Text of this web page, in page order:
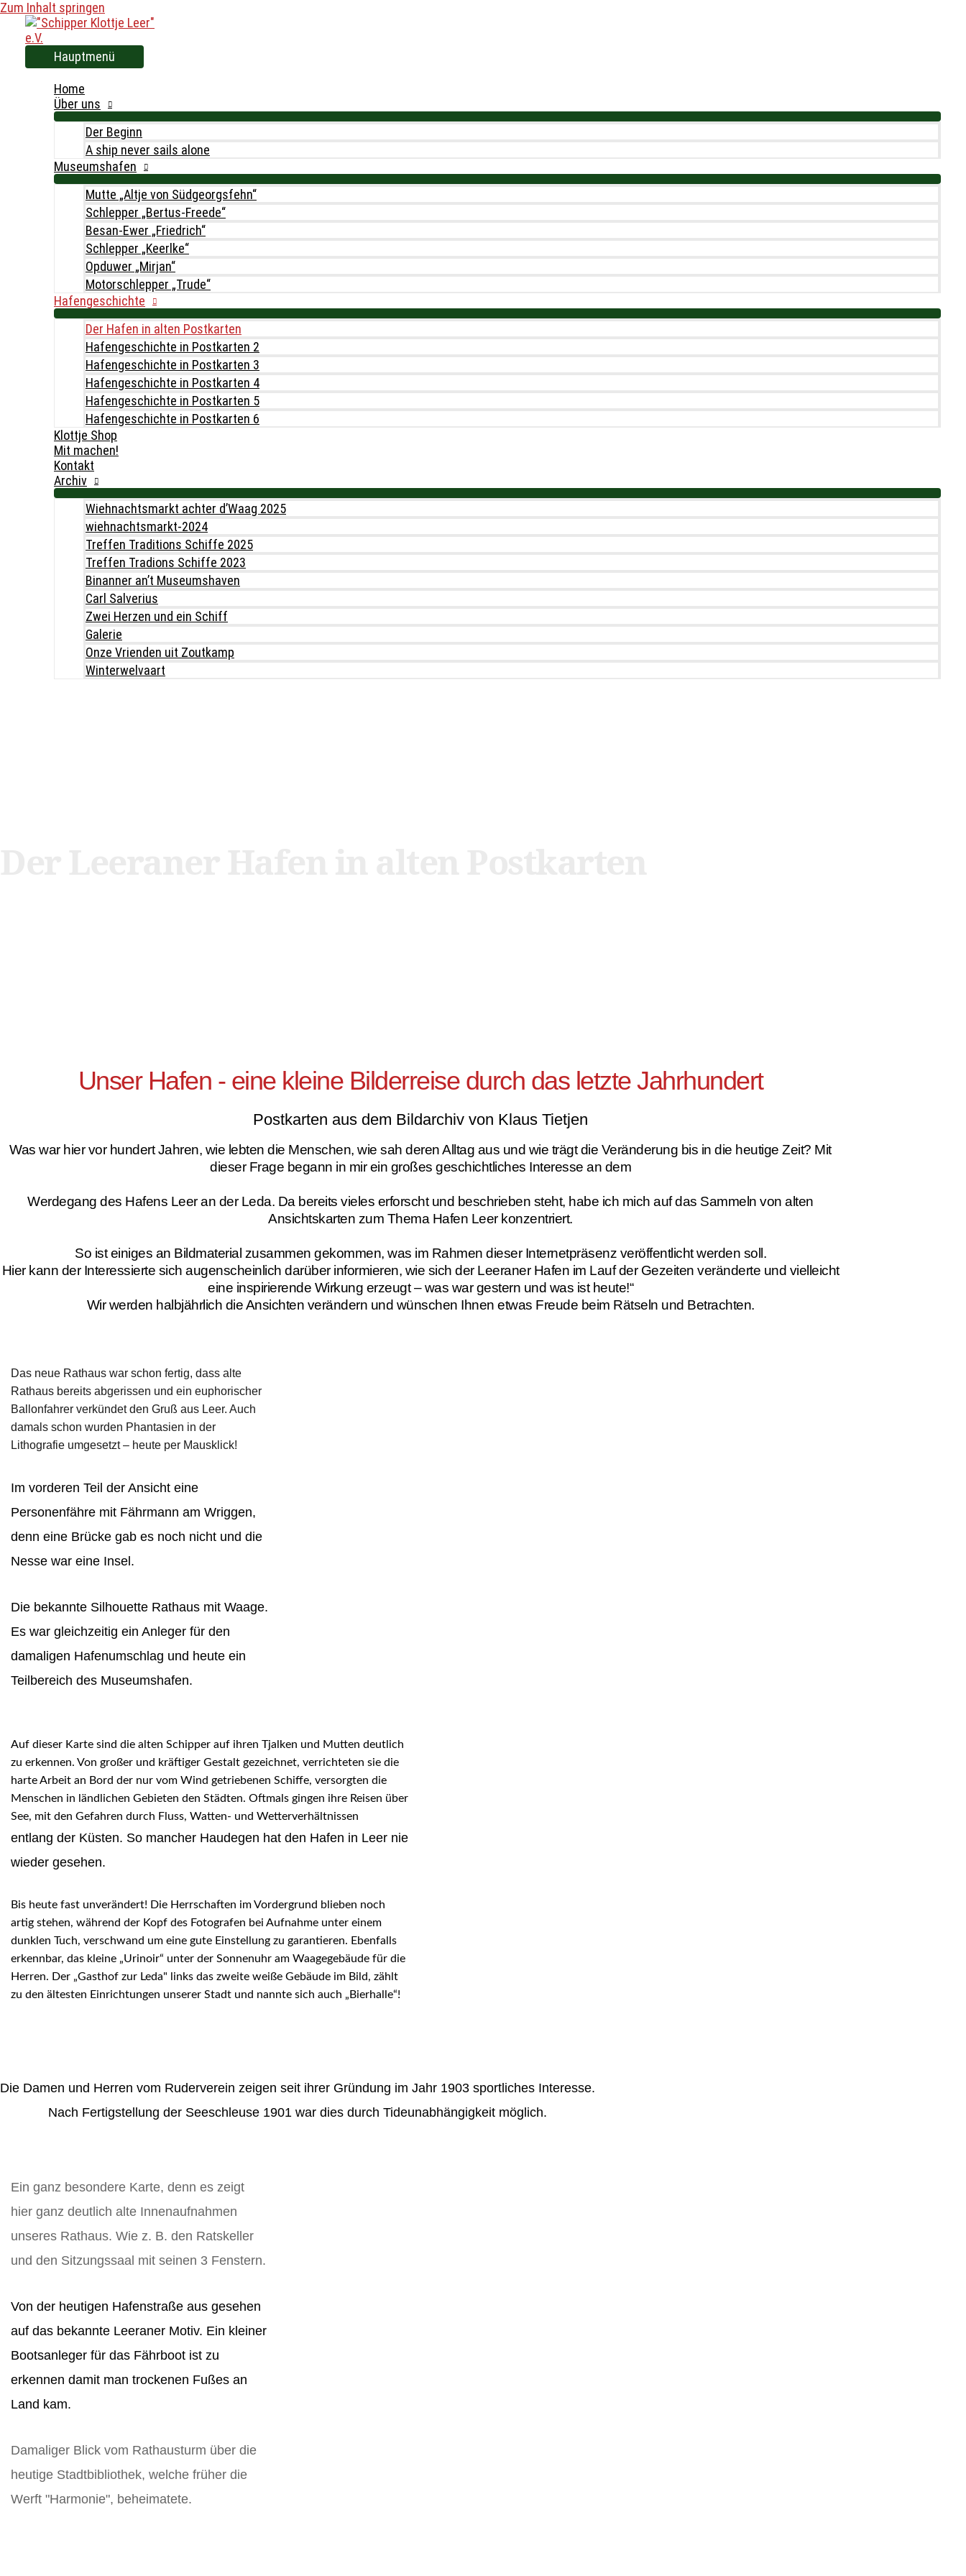
Zum Inhalt springen
Hauptmenü
Home
Über uns
Der Beginn
A ship never sails alone
Museumshafen
Mutte „Altje von Südgeorgsfehn“
Schlepper „Bertus-Freede“
Besan-Ewer „Friedrich“
Schlepper „Keerlke“
Opduwer „Mirjan“
Motorschlepper „Trude“
Hafengeschichte
Der Hafen in alten Postkarten
Hafengeschichte in Postkarten 2
Hafengeschichte in Postkarten 3
Hafengeschichte in Postkarten 4
Hafengeschichte in Postkarten 5
Hafengeschichte in Postkarten 6
Klottje Shop
Mit machen!
Kontakt
Archiv
Wiehnachtsmarkt achter d’Waag 2025
wiehnachtsmarkt-2024
Treffen Traditions Schiffe 2025
Treffen Tradions Schiffe 2023
Binanner an’t Museumshaven
Carl Salverius
Zwei Herzen und ein Schiff
Galerie
Onze Vrienden uit Zoutkamp
Winterwelvaart
Unser Hafen - eine kleine Bilderreise durch das letzte Jahrhundert
Postkarten aus dem Bildarchiv von Klaus Tietjen
Was war hier vor hundert Jahren, wie lebten die Menschen, wie sah deren Alltag aus und wie trägt die Veränderung bis in die heutige Zeit? Mit
dieser Frage begann in mir ein großes geschichtliches Interesse an dem
Werdegang des Hafens Leer an der Leda. Da bereits vieles erforscht und beschrieben steht, habe ich mich auf das Sammeln von alten
Ansichtskarten zum Thema Hafen Leer konzentriert.
So ist einiges an Bildmaterial zusammen gekommen, was im Rahmen dieser Internetpräsenz veröffentlicht werden soll.
Hier kann der Interessierte sich augenscheinlich darüber informieren, wie sich der Leeraner Hafen im Lauf der Gezeiten veränderte und vielleicht
eine inspirierende Wirkung erzeugt – was war gestern und was ist heute!“
Wir werden halbjährlich die Ansichten verändern und wünschen Ihnen etwas Freude beim Rätseln und Betrachten.
Das neue Rathaus war schon fertig, dass alte
Rathaus bereits abgerissen und ein euphorischer
Ballonfahrer verkündet den Gruß aus Leer. Auch
damals schon wurden Phantasien in der
Lithografie umgesetzt – heute per Mausklick!
Im vorderen Teil der Ansicht eine
Personenfähre mit Fährmann am Wriggen,
denn eine Brücke gab es noch nicht und die
Nesse war eine Insel.
Die bekannte Silhouette Rathaus mit Waage.
Es war gleichzeitig ein Anleger für den
damaligen Hafenumschlag und heute ein
Teilbereich des Museumshafen.
Auf dieser Karte sind die alten Schipper auf ihren Tjalken und Mutten deutlich
zu erkennen. Von großer und kräftiger Gestalt gezeichnet, verrichteten sie die
harte Arbeit an Bord der nur vom Wind getriebenen Schiffe, versorgten die
Menschen in ländlichen Gebieten den Städten. Oftmals gingen ihre Reisen über
See, mit den Gefahren durch Fluss, Watten- und Wetterverhältnissen
entlang der Küsten. So mancher Haudegen hat den Hafen in Leer nie
wieder gesehen.
Bis heute fast unverändert! Die Herrschaften im Vordergrund blieben noch
artig stehen, während der Kopf des Fotografen bei Aufnahme unter einem
dunklen Tuch, verschwand um eine gute Einstellung zu garantieren. Ebenfalls
erkennbar, das kleine „Urinoir“ unter der Sonnenuhr am Waagegebäude für die
Herren. Der „Gasthof zur Leda" links das zweite weiße Gebäude im Bild, zählt
zu den ältesten Einrichtungen unserer Stadt und nannte sich auch „Bierhalle“!
Die Damen und Herren vom Ruderverein zeigen seit ihrer Gründung im Jahr 1903 sportliches Interesse.
Nach Fertigstellung der Seeschleuse 1901 war dies durch Tideunabhängigkeit möglich.
Ein ganz besondere Karte, denn es zeigt
hier ganz deutlich alte Innenaufnahmen
unseres Rathaus. Wie z. B. den Ratskeller
und den Sitzungssaal mit seinen 3 Fenstern.
Von der heutigen Hafenstraße aus gesehen
auf das bekannte Leeraner Motiv. Ein kleiner
Bootsanleger für das Fährboot ist zu
erkennen damit man trockenen Fußes an
Land kam.
Damaliger Blick vom Rathausturm über die
heutige Stadtbibliothek, welche früher die
Werft "Harmonie", beheimatete.